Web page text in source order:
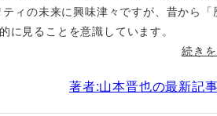
ィの未来に興味津々ですが、昔から「
見ることを意識しています。
続き
著者:山本晋也の最新記